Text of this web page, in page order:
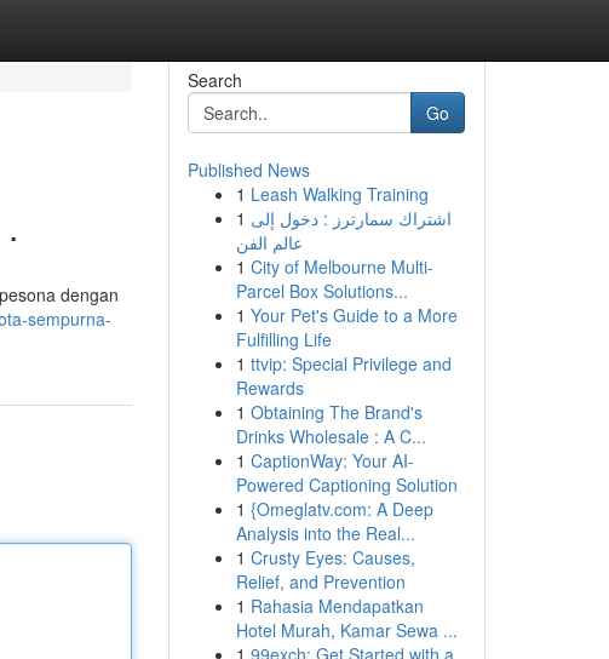
dengan
sempurna-
Search
Go
Published News
1 Leash Walking Training
1 اشتراك سمارترز : دخول إلى
عالم الفن
1 City of Melbourne Multi-
Parcel Box Solutions...
1 Your Pet's Guide to a More
Fulfilling Life
1 ttvip: Special Privilege and
Rewards
1 Obtaining The Brand's
Drinks Wholesale : A C...
1 CaptionWay: Your AI-
Powered Captioning Solution
1 {Omeglatv.com: A Deep
Analysis into the Real...
1 Crusty Eyes: Causes,
Relief, and Prevention
1 Rahasia Mendapatkan
Hotel Murah, Kamar Sewa ...
1 99exch: Get Started with a